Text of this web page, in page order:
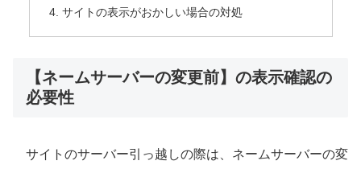
サイトの表示がおかしい場合の対処
【ネームサーバーの変更前】の表示確認の
必要性
サイトのサーバー引っ越しの際は、ネームサーバーの変